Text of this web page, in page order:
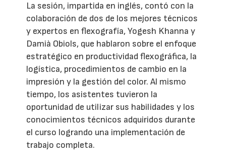
La sesión, impartida en inglés, contó con la
colaboración de dos de los mejores técnicos
y expertos en flexografía, Yogesh Khanna y
Damià Obiols, que hablaron sobre el enfoque
estratégico en productividad flexográfica, la
logística, procedimientos de cambio en la
impresión y la gestión del color. Al mismo
tiempo, los asistentes tuvieron la
oportunidad de utilizar sus habilidades y los
conocimientos técnicos adquiridos durante
el curso logrando una implementación de
trabajo completa.